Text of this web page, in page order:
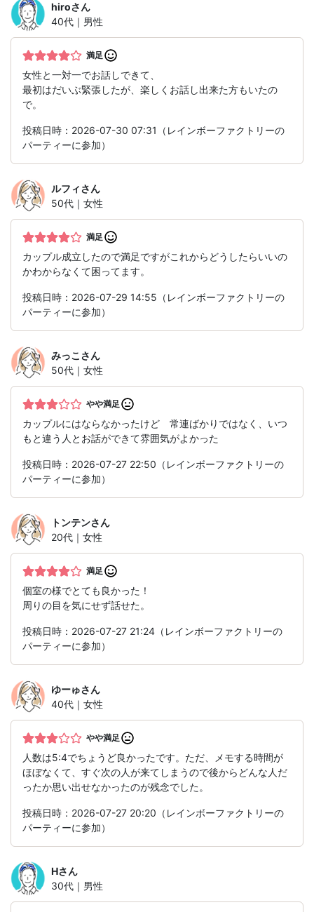
hiroさん
40代｜男性
満足
女性と一対一でお話しできて、
最初はだいぶ緊張したが、楽しくお話し出来た方もいたの
で。
投稿日時：2026-07-30 07:31（レインボーファクトリーの
パーティーに参加）
ルフィさん
50代｜女性
満足
カップル成立したので満足ですがこれからどうしたらいいの
かわからなくて困ってます。
投稿日時：2026-07-29 14:55（レインボーファクトリーの
パーティーに参加）
みっこ さん
50代｜女性
やや満足
カップルにはならなかったけど 常連ばかりではなく、いつ
もと違う人とお話ができて雰囲気がよかった
投稿日時：2026-07-27 22:50（レインボーファクトリーの
パーティーに参加）
トンテンさん
20代｜女性
満足
個室の様でとても良かった！
周りの目を気にせず話せた。
投稿日時：2026-07-27 21:24（レインボーファクトリーの
パーティーに参加）
ゆーゅさん
40代｜女性
やや満足
人数は5:4でちょうど良かったです。ただ、メモする時間が
ほぼなくて、すぐ次の人が来てしまうので後からどんな人だ
ったか思い出せなかったのが残念でした。
投稿日時：2026-07-27 20:20（レインボーファクトリーの
パーティーに参加）
Hさん
30代｜男性